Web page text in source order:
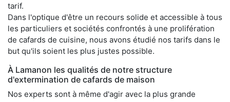
tarif.
Dans l'optique d'être un recours solide et accessible à tous
les particuliers et sociétés confrontés à une prolifération
de cafards de cuisine, nous avons étudié nos tarifs dans le
but qu'ils soient les plus justes possible.
À Lamanon les qualités de notre structure
d'extermination de cafards de maison
Nos experts sont à même d'agir avec la plus grande